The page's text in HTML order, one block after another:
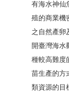
有海水神仙
殖的商業機
之自然產卵
開臺灣海水
種較高難度
苗生產的方
類資源的目